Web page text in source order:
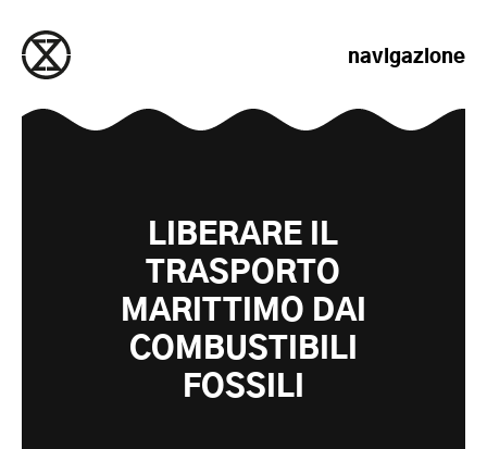
navigazione
LIBERARE IL
TRASPORTO
MARITTIMO DAI
COMBUSTIBILI
FOSSILI